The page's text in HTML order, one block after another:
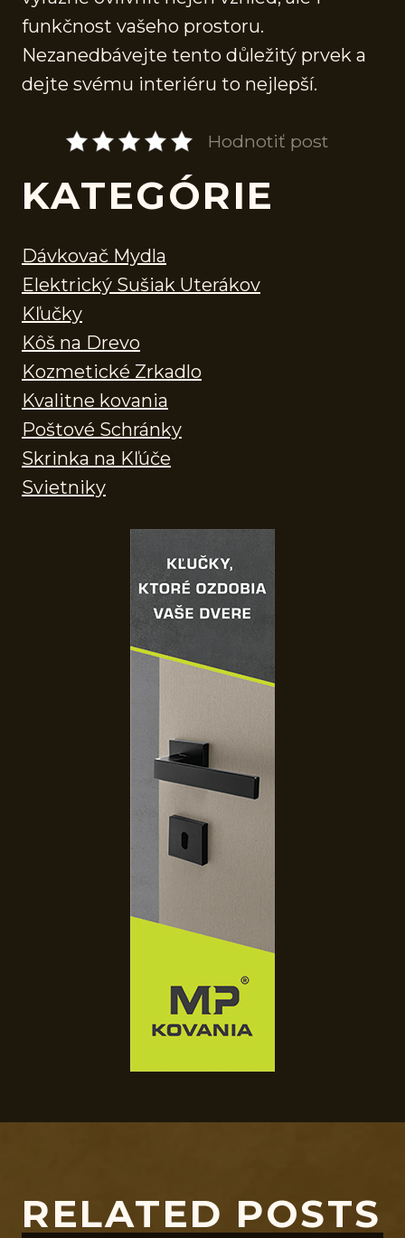
funkčnost vašeho prostoru.
Nezanedbávejte tento důležitý prvek a
dejte svému interiéru to nejlepší.
Hodnotiť post
KATEGÓRIE
Dávkovač Mydla
Elektrický Sušiak Uterákov
Kľučky
Kôš na Drevo
Kozmetické Zrkadlo
Kvalitne kovania
Poštové Schránky
Skrinka na Kľúče
Svietniky
RELATED POSTS